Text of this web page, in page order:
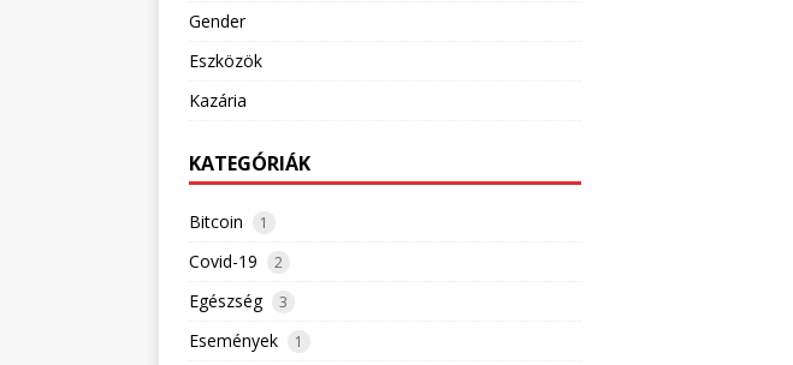
Gender
Eszközök
Kazária
KATEGÓRIÁK
Bitcoin 1
Covid-19 2
Egészség 3
Események 1